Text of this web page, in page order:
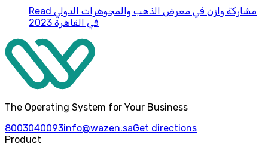
Read مشاركة وازن في معرض الذهب والمجوهرات الدولي
في القاهرة 2023
The Operating System for Your Business
8003040093info@wazen.saGet directions
Product